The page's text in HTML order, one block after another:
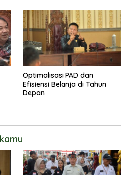
Optimalisasi PAD dan
Efisiensi Belanja di Tahun
Depan